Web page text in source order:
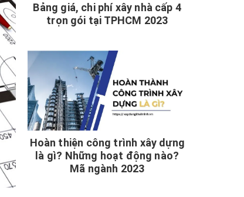
Bảng giá, chi phí xây nhà cấp 4
trọn gói tại TPHCM 2023
Hoàn thiện công trình xây dựng
là gì? Những hoạt động nào?
Mã ngành 2023